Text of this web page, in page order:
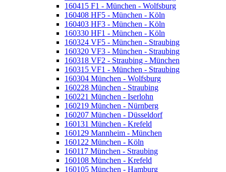
160415 F1 - München - Wolfsburg
160408 HF5 - München - Köln
160403 HF3 - München - Köln
160330 HF1 - München - Köln
160324 VF5 - München - Straubing
160320 VF3 - München - Straubing
160318 VF2 - Straubing - München
160315 VF1 - München - Straubing
160304 München - Wolfsburg
160228 München - Straubing
160221 München - Iserlohn
160219 München - Nürnberg
160207 München - Düsseldorf
160131 München - Krefeld
160129 Mannheim - München
160122 München - Köln
160117 München - Straubing
160108 München - Krefeld
160105 München - Hamburg